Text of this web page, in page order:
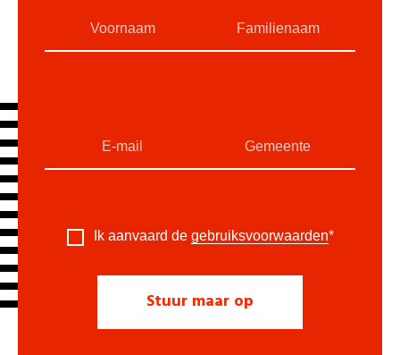
Ik aanvaard de gebruiksvoorwaarden*